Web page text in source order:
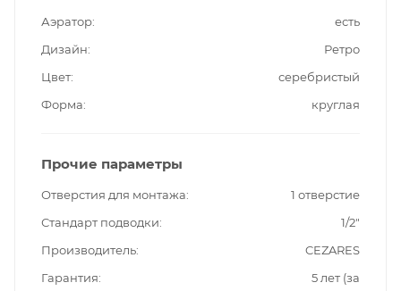
Аэратор
есть
Дизайн
Ретро
Цвет
серебристый
Форма
круглая
Прочие параметры
Отверстия для монтажа
1 отверстие
Стандарт подводки
1/2"
Производитель
CEZARES
Гарантия
5 лет (за